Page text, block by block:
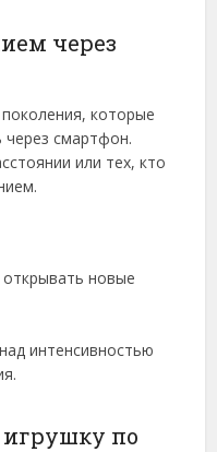
через
которые
смартфон.
или тех, кто
новые
интенсивностью
по